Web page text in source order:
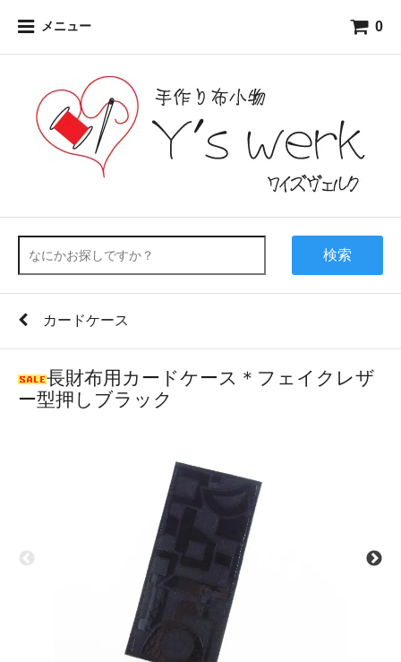
メニュー 0
検索
カードケース
長財布用カードケース＊フェイクレザ
ー型押しブラック